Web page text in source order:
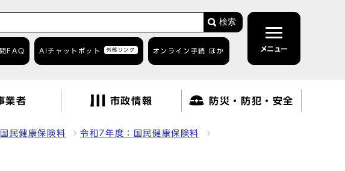
検索
FAQ AIチャットボット 外部リンク オンライン手続 ほか メニュー
業者 市政情報 防災・防犯・安全
民健康保険料 令和7年度：国民健康保険料